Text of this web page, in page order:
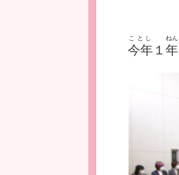
今年
ことし
１ 年
ねん